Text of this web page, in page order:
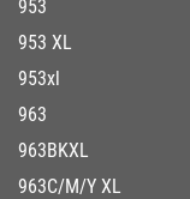
953
953 XL
953xl
963
963BKXL
963C/M/Y XL